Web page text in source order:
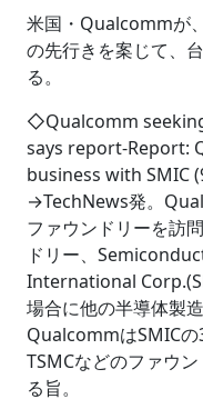
米国・Qualcommが
の先行きを案じて、
る。
◇Qualcomm
says report-Report:
business with SMIC
→TechNews発。
ファウンドリーを訪
ドリー、
International
場合に他の半導体製
QualcommはSMICの
TSMCなどのファウ
る旨。